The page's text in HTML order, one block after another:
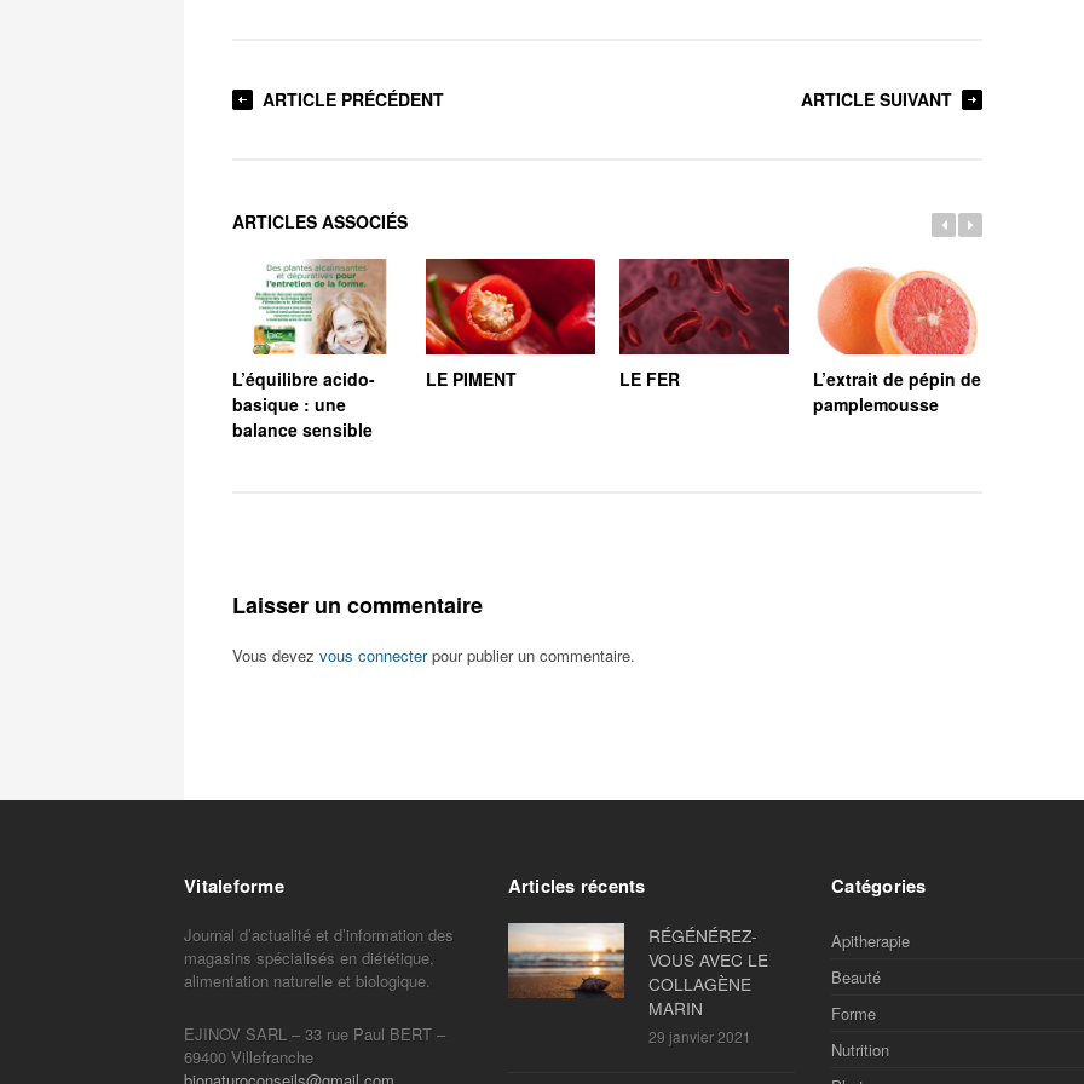
ARTICLE PRÉCÉDENT ARTICLE SUIVANT
ARTICLES ASSOCIÉS
L’équilibre acido-
basique : une
balance sensible
LE PIMENT LE FER
L’extrait de pépin de
pamplemousse
Laisser un commentaire
Vous devez vous connecterpour publier un commentaire.
Vitaleforme
Journal d’actualité et d’information des
magasins spécialisés en diététique,
alimentation naturelle et biologique.
EJINOV SARL – 33 rue Paul BERT –
69400 Villefranche
bionaturoconseils@gmail.com
Articles récents
RÉGÉNÉREZ-
VOUS AVEC LE
COLLAGÈNE
MARIN
29 janvier 2021
Catégories
Apitherapie
Beauté
Forme
Nutrition